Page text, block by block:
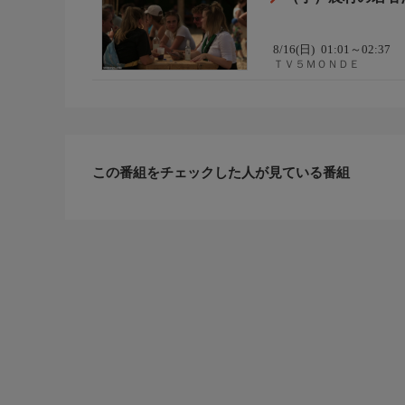
8/16(日) 01:01～02:37
ＴＶ５ＭＯＮＤＥ
この番組をチェックした人が見ている番組